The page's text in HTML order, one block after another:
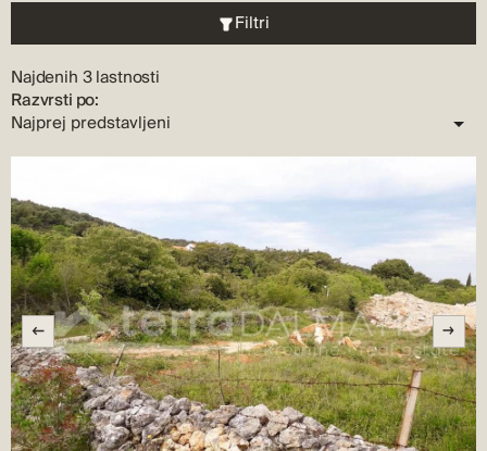
Filtri
Najdenih 3 lastnosti
Razvrsti po: